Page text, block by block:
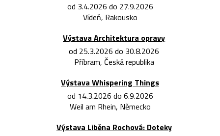
od 3.4.2026 do 27.9.2026
Vídeň, Rakousko
Výstava Architektura opravy
od 25.3.2026 do 30.8.2026
Příbram, Česká republika
Výstava Whispering Things
od 14.3.2026 do 6.9.2026
Weil am Rhein, Německo
Výstava Liběna Rochová: Doteky